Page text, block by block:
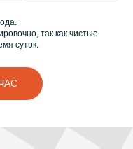
так как чистые
суток.